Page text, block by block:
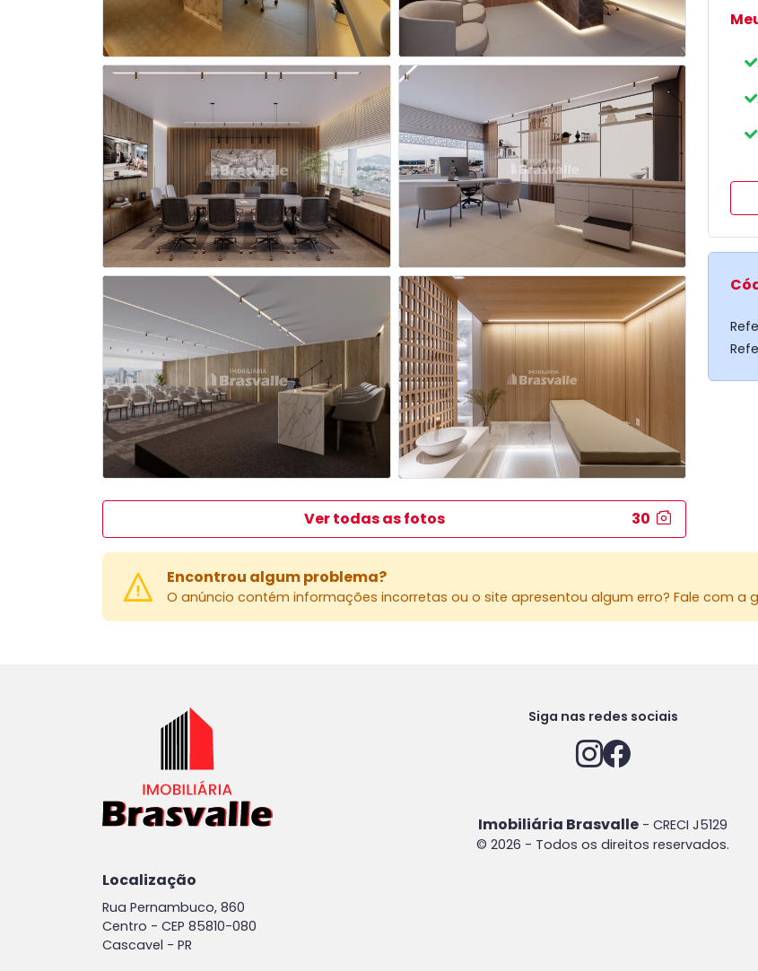
Ver todas as fotos 30
Encontrou algum problema?
O anúncio contém informações incorretas ou o site apresentou algum erro? Fale com a
Localização
Rua Pernambuco, 860
Centro - CEP 85810-080
Cascavel - PR
Siga nas redes sociais
Imobiliária Brasvalle - CRECI J5129
© 2026 - Todos os direitos reservados.